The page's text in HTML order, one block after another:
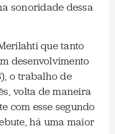
sonoridade dessa
que tanto
desenvolvimento
o trabalho de
volta de maneira
com esse segundo
há uma maior